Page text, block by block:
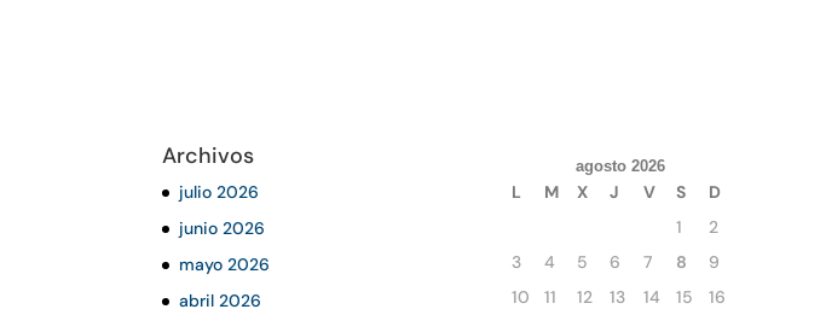
Archivos
julio 2026
junio 2026
mayo 2026
abril 2026
agosto 2026
L M X J V S
D
1
2
3
4 5 6 7 8
9
10
11 12 13 14 15
16